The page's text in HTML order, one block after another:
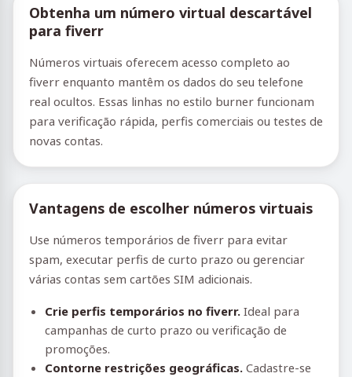
Obtenha um número virtual descartável
para fiverr
Números virtuais oferecem acesso completo ao
fiverr enquanto mantêm os dados do seu telefone
real ocultos. Essas linhas no estilo burner funcionam
para verificação rápida, perfis comerciais ou testes de
novas contas.
Vantagens de escolher números virtuais
Use números temporários de fiverr para evitar
spam, executar perfis de curto prazo ou gerenciar
várias contas sem cartões SIM adicionais.
Crie perfis temporários no fiverr. Ideal para
campanhas de curto prazo ou verificação de
promoções.
Contorne restrições geográficas. Cadastre-se